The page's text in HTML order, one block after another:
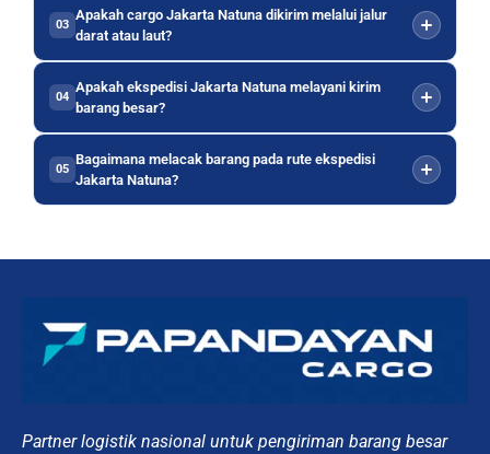
03
Apakah cargo Jakarta Natuna dikirim melalui jalur
darat atau laut?
04
Apakah ekspedisi Jakarta Natuna melayani kirim
barang besar?
05
Bagaimana melacak barang pada rute ekspedisi
Jakarta Natuna?
Partner logistik nasional untuk pengiriman barang besar